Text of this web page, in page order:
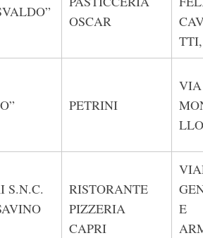
OSCAR
PETRINI
VIA
LLO
S.N.C.
RISTORANTE
PIZZERIA
CAPRI
E